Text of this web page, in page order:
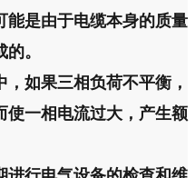
能是由于电缆本身的质量
。
，如果三相负荷不平衡，
使一相电流过大，产生额